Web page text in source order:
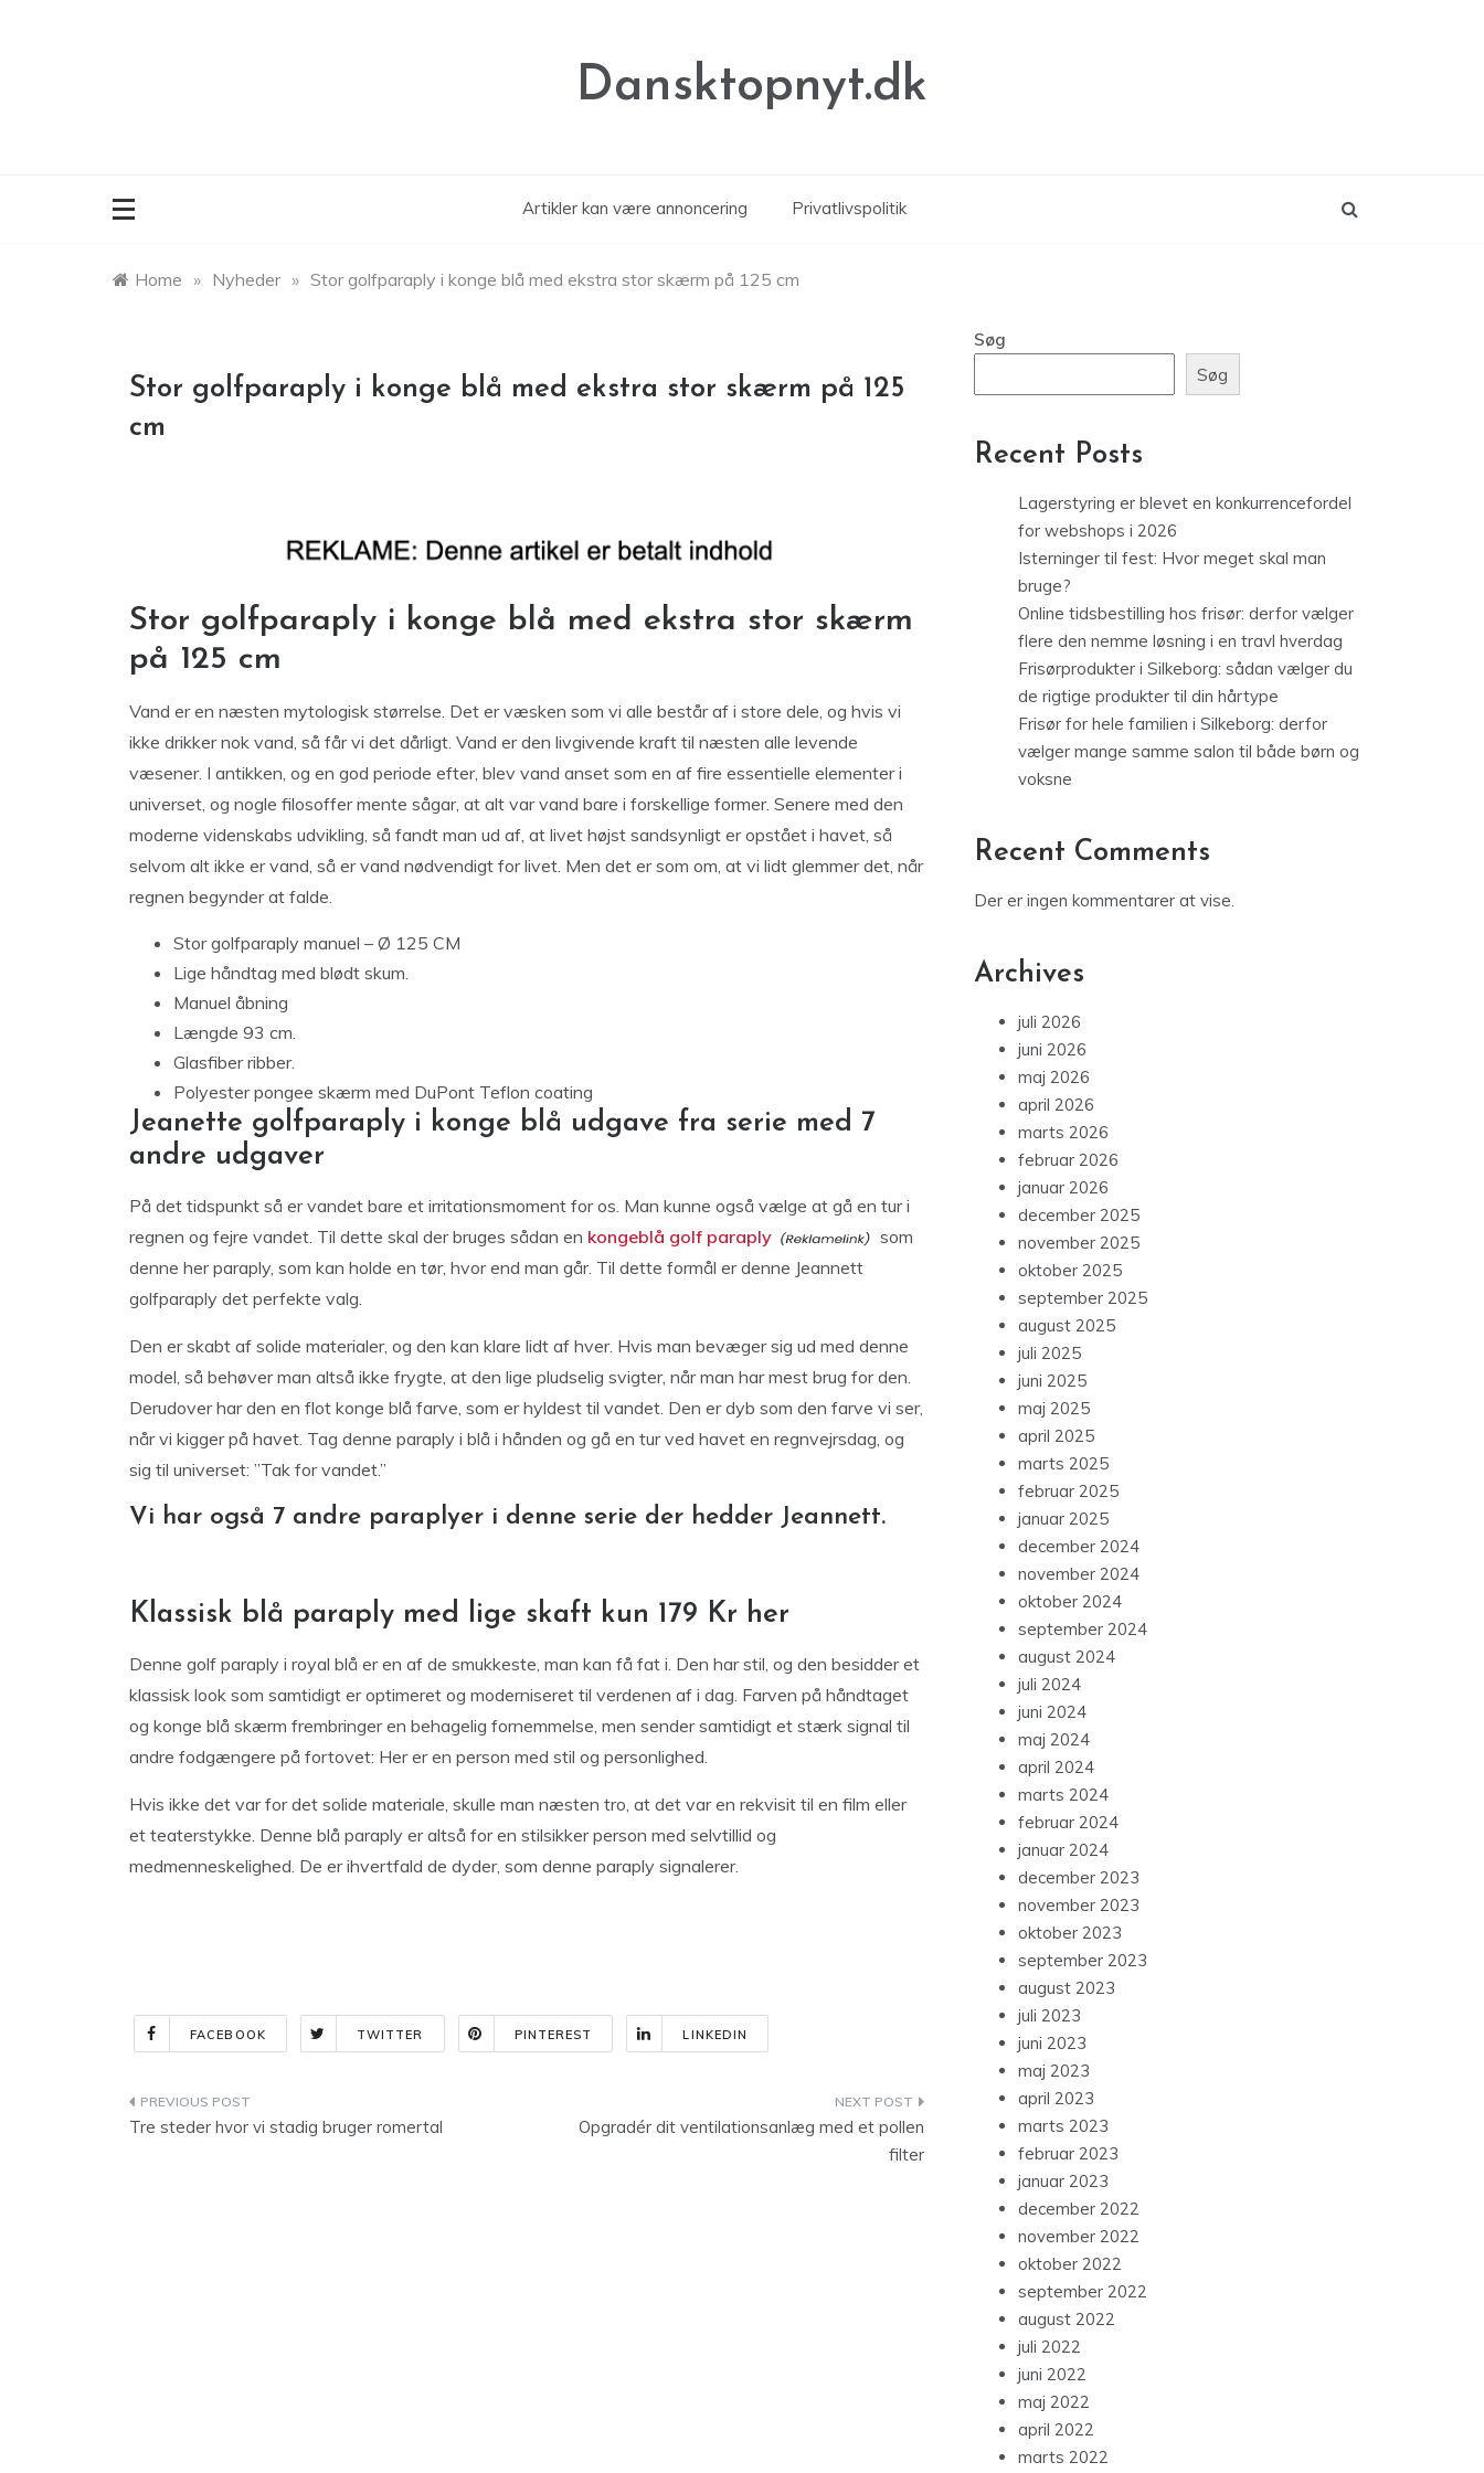
Dansktopnyt.dk
Artikler kan være annoncering Privatlivspolitik
Home » Nyheder » Stor golfparaply i konge blå med ekstra stor skærm på 125 cm
Stor golfparaply i konge blå med ekstra stor skærm på 125
cm
Stor golfparaply i konge blå med ekstra stor skærm
på 125 cm
Vand er en næsten mytologisk størrelse. Det er væsken som vi alle består af i store dele, og hvis vi
ikke drikker nok vand, så får vi det dårligt. Vand er den livgivende kraft til næsten alle levende
væsener. I antikken, og en god periode efter, blev vand anset som en af fire essentielle elementer i
universet, og nogle filosoffer mente sågar, at alt var vand bare i forskellige former. Senere med den
moderne videnskabs udvikling, så fandt man ud af, at livet højst sandsynligt er opstået i havet, så
selvom alt ikke er vand, så er vand nødvendigt for livet. Men det er som om, at vi lidt glemmer det, når
regnen begynder at falde.
Stor golfparaply manuel – Ø 125 CM
Lige håndtag med blødt skum.
Manuel åbning
Længde 93 cm.
Glasfiber ribber.
Polyester pongee skærm med DuPont Teflon coating
Jeanette golfparaply i konge blå udgave fra serie med 7
andre udgaver
På det tidspunkt så er vandet bare et irritationsmoment for os. Man kunne også vælge at gå en tur i
regnen og fejre vandet. Til dette skal der bruges sådan en kongeblå golf paraply
som
denne her paraply, som kan holde en tør, hvor end man går. Til dette formål er denne Jeannett
golfparaply det perfekte valg.
Den er skabt af solide materialer, og den kan klare lidt af hver. Hvis man bevæger sig ud med denne
model, så behøver man altså ikke frygte, at den lige pludselig svigter, når man har mest brug for den.
Derudover har den en flot konge blå farve, som er hyldest til vandet. Den er dyb som den farve vi ser,
når vi kigger på havet. Tag denne paraply i blå i hånden og gå en tur ved havet en regnvejrsdag, og
sig til universet: ”Tak for vandet.”
Vi har også 7 andre paraplyer i denne serie der hedder Jeannett.
Klassisk blå paraply med lige skaft kun 179 Kr her
Denne golf paraply i royal blå er en af de smukkeste, man kan få fat i. Den har stil, og den besidder et
klassisk look som samtidigt er optimeret og moderniseret til verdenen af i dag. Farven på håndtaget
og konge blå skærm frembringer en behagelig fornemmelse, men sender samtidigt et stærk signal til
andre fodgængere på fortovet: Her er en person med stil og personlighed.
Hvis ikke det var for det solide materiale, skulle man næsten tro, at det var en rekvisit til en film eller
et teaterstykke. Denne blå paraply er altså for en stilsikker person med selvtillid og
medmenneskelighed. De er ihvertfald de dyder, som denne paraply signalerer.
FACEBOOK TWITTER PINTEREST LINKEDIN
Indlægsnavigation
Tre steder hvor vi stadig bruger romertal
Opgradér dit ventilationsanlæg med et pollen
filter
Søg
Søg
Recent Posts
Lagerstyring er blevet en konkurrencefordel
for webshops i 2026
Isterninger til fest: Hvor meget skal man
bruge?
Online tidsbestilling hos frisør: derfor vælger
flere den nemme løsning i en travl hverdag
Frisørprodukter i Silkeborg: sådan vælger du
de rigtige produkter til din hårtype
Frisør for hele familien i Silkeborg: derfor
vælger mange samme salon til både børn og
voksne
Recent Comments
Der er ingen kommentarer at vise.
Archives
juli 2026
juni 2026
maj 2026
april 2026
marts 2026
februar 2026
januar 2026
december 2025
november 2025
oktober 2025
september 2025
august 2025
juli 2025
juni 2025
maj 2025
april 2025
marts 2025
februar 2025
januar 2025
december 2024
november 2024
oktober 2024
september 2024
august 2024
juli 2024
juni 2024
maj 2024
april 2024
marts 2024
februar 2024
januar 2024
december 2023
november 2023
oktober 2023
september 2023
august 2023
juli 2023
juni 2023
maj 2023
april 2023
marts 2023
februar 2023
januar 2023
december 2022
november 2022
oktober 2022
september 2022
august 2022
juli 2022
juni 2022
maj 2022
april 2022
marts 2022